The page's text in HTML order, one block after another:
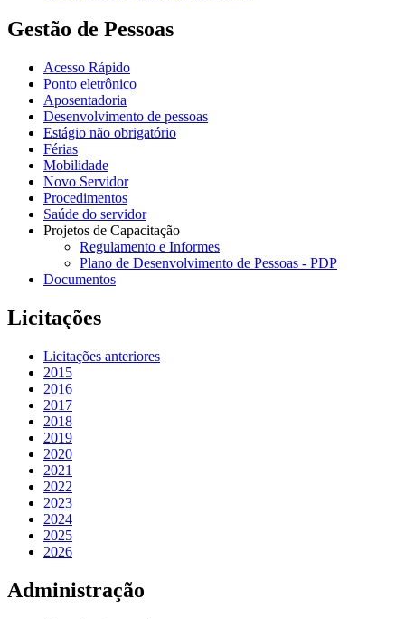
Gestão de Pessoas
Acesso Rápido
Ponto eletrônico
Aposentadoria
Desenvolvimento de pessoas
Estágio não obrigatório
Férias
Mobilidade
Novo Servidor
Procedimentos
Saúde do servidor
Projetos de Capacitação
Regulamento e Informes
Plano de Desenvolvimento de Pessoas - PDP
Documentos
Licitações
Licitações anteriores
2015
2016
2017
2018
2019
2020
2021
2022
2023
2024
2025
2026
Administração